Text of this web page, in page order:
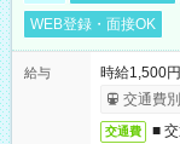
WEB登録・面接OK
給与
時給1,500
交通費
交通費 ■